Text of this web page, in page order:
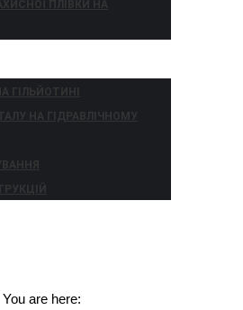
ПЛІВКИ НА
ГІЛЬЙОТИНІ
НА ГІДРАВЛІЧНОМУ
You are here: